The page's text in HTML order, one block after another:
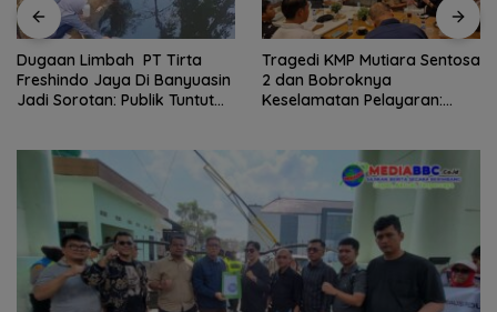
Dugaan Limbah PT Tirta
Freshindo Jaya Di Banyuasin
Jadi Sorotan: Publik Tuntut
Tragedi KMP Mutiara Sentosa
2 dan Bobroknya
Keselamatan Pelayaran: